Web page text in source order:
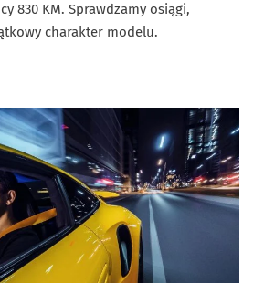
830 KM. Sprawdzamy osiągi,
charakter modelu.